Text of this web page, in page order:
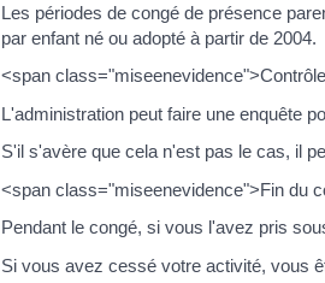
Les périodes de congé de présence
par enfant né ou adopté à partir de 2004.
<span
L'administration peut faire une enquête
S'il s'avère que cela n'est pas le cas, il
<span class="miseenevidence">Fin du
Pendant le congé, si vous l'avez pris
Si vous avez cessé votre activité, vous